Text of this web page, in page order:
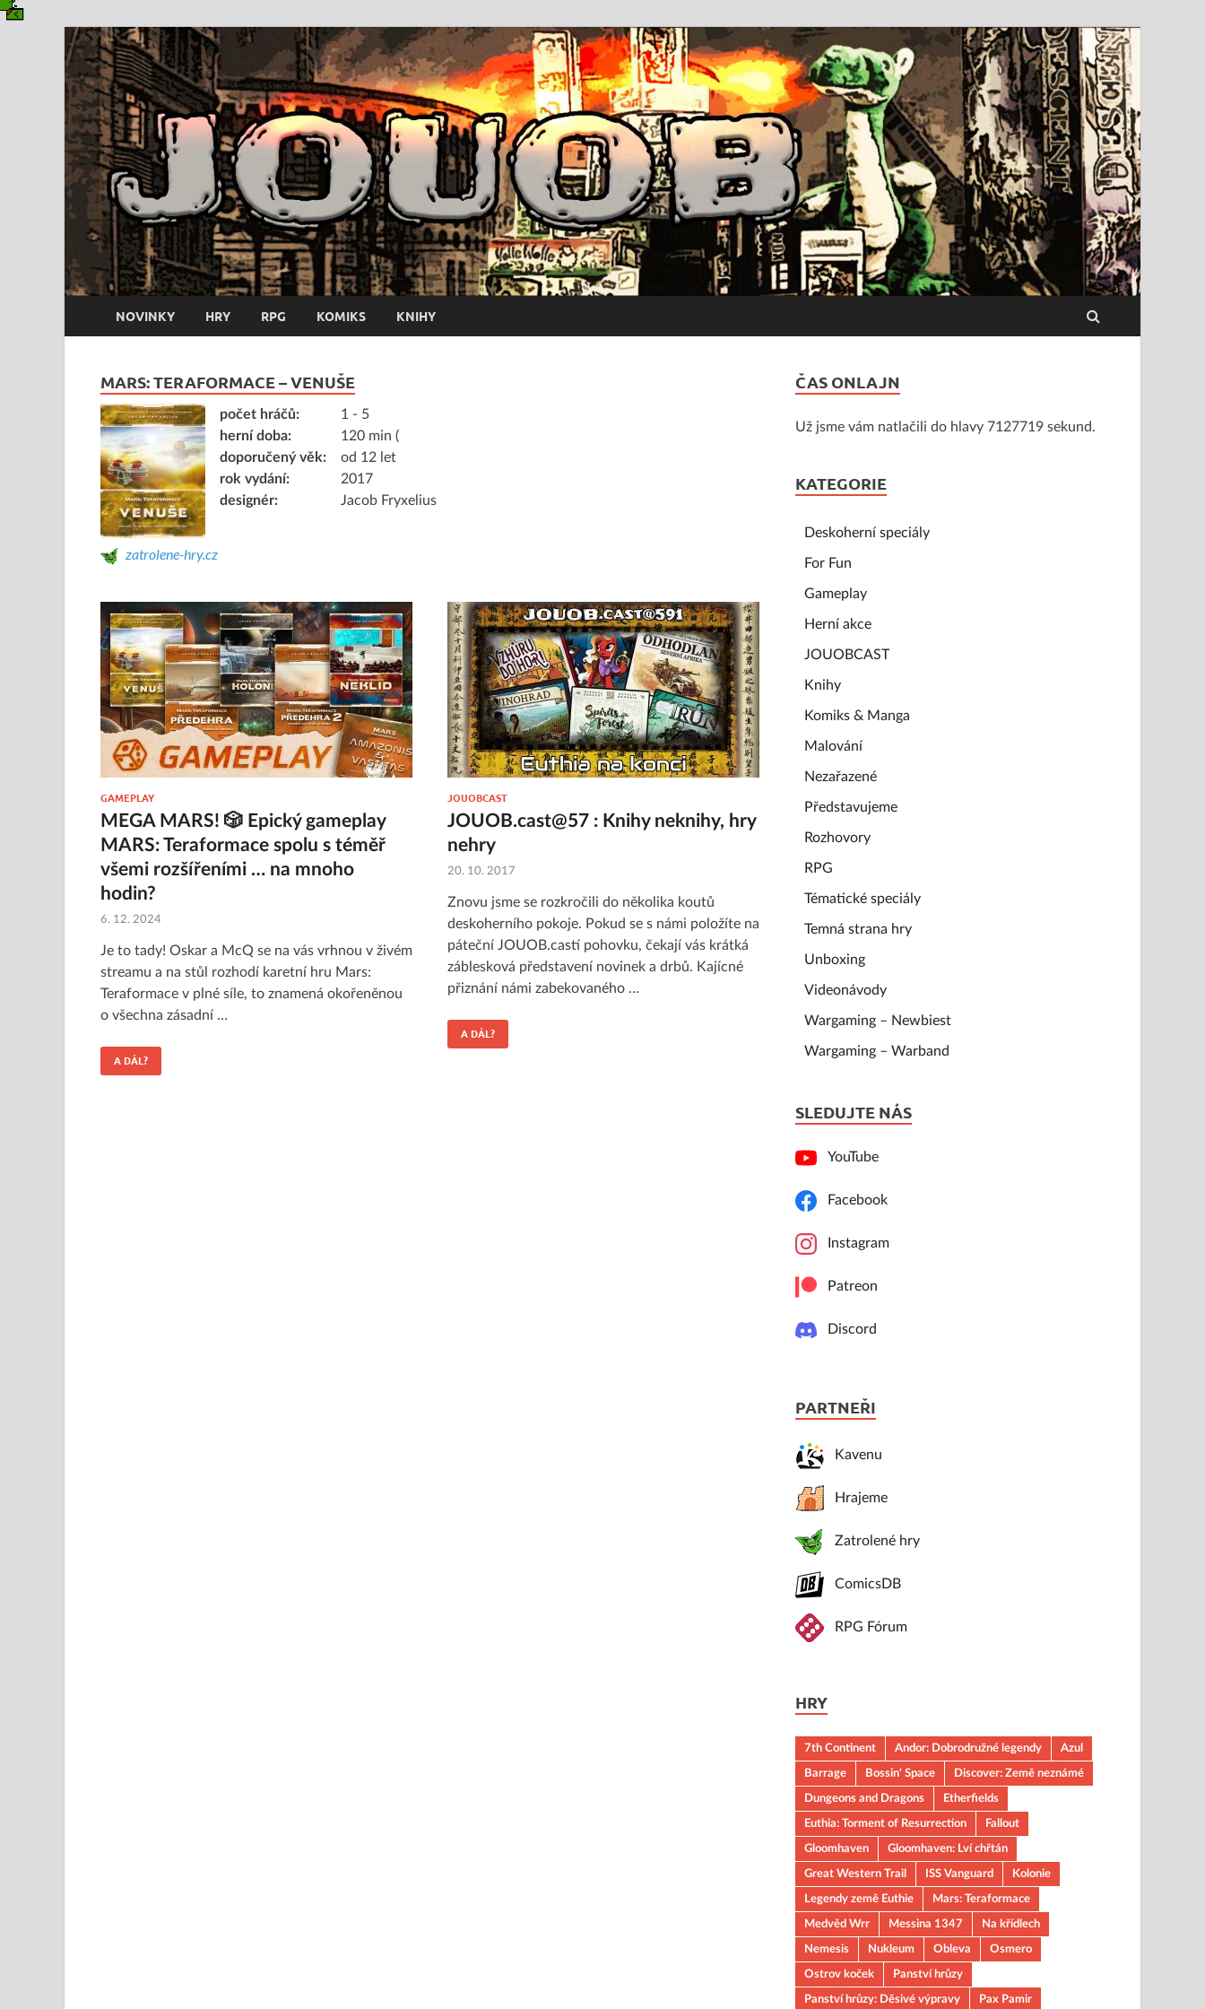
NOVINKY HRY RPG KOMIKS KNIHY
MARS: TERAFORMACE – VENUŠE
počet hráčů:
1 - 5
herní doba:
120 min (
doporučený věk:
od 12 let
rok vydání:
2017
designér:
Jacob Fryxelius
zatrolene-hry.cz
GAMEPLAY
MEGA MARS! 🎲 Epický gameplay
MARS: Teraformace spolu s téměř
všemi rozšířeními … na mnoho
hodin?
6. 12. 2024
Je to tady! Oskar a McQ se na vás vrhnou v živém
streamu a na stůl rozhodí karetní hru Mars:
Teraformace v plné síle, to znamená okořeněnou
o všechna zásadní …
A DÁL?
JOUOBCAST
JOUOB.cast@57 : Knihy neknihy, hry
nehry
20. 10. 2017
Znovu jsme se rozkročili do několika koutů
deskoherního pokoje. Pokud se s námi položíte na
páteční JOUOB.castí pohovku, čekají vás krátká
záblesková představení novinek a drbů. Kajícné
přiznání námi zabekovaného …
A DÁL?
ČAS ONLAJN
Už jsme vám natlačili do hlavy 7127719 sekund.
KATEGORIE
Deskoherní speciály
For Fun
Gameplay
Herní akce
JOUOBCAST
Knihy
Komiks & Manga
Malování
Nezařazené
Představujeme
Rozhovory
RPG
Tématické speciály
Temná strana hry
Unboxing
Videonávody
Wargaming – Newbiest
Wargaming – Warband
SLEDUJTE NÁS
YouTube
Facebook
Instagram
Patreon
Discord
PARTNEŘI
Kavenu
Hrajeme
Zatrolené hry
ComicsDB
RPG Fórum
HRY
7th Continent Andor: Dobrodružné legendy
Azul
Barrage
Bossin' Space
Discover: Země neznámé
Dungeons and Dragons
Etherfields
Euthia: Torment of Resurrection
Fallout
Gloomhaven
Gloomhaven: Lví chřtán
Great Western Trail
ISS Vanguard
Kolonie
Legendy země Euthie
Mars: Teraformace
Medvěd Wrr
Messina 1347
Na křídlech
Nemesis
Nukleum Obleva
Osmero
Ostrov koček
Panství hrůzy
Panství hrůzy: Děsivé výpravy
Pax Pamir